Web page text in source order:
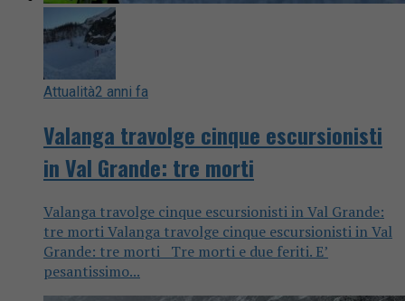
Attualità2 anni fa
Valanga travolge cinque escursionisti
in Val Grande: tre morti
Valanga travolge cinque escursionisti in Val Grande:
tre morti Valanga travolge cinque escursionisti in Val
Grande: tre morti Tre morti e due feriti. E’
pesantissimo...